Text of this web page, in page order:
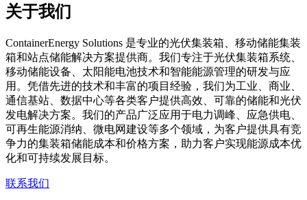
关于我们
ContainerEnergy Solutions 是专业的光伏集装箱、移动储能集装
箱和站点储能解决方案提供商。我们专注于光伏集装箱系统、
移动储能设备、太阳能电池技术和智能能源管理的研发与应
用。凭借先进的技术和丰富的项目经验，我们为工业、商业、
通信基站、数据中心等各类客户提供高效、可靠的储能和光伏
发电解决方案。我们的产品广泛应用于电力调峰、应急供电、
可再生能源消纳、微电网建设等多个领域，为客户提供具有竞
争力的集装箱储能成本和价格方案，助力客户实现能源成本优
化和可持续发展目标。
联系我们